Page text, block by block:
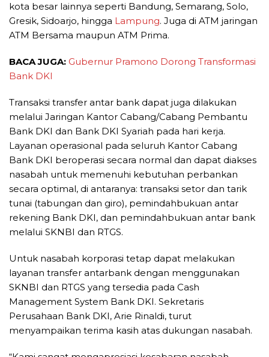
kota besar lainnya seperti Bandung, Semarang, Solo,
Gresik, Sidoarjo, hingga Lampung. Juga di ATM jaringan
ATM Bersama maupun ATM Prima.
BACA JUGA: Gubernur Pramono Dorong Transformasi
Bank DKI
Transaksi transfer antar bank dapat juga dilakukan
melalui Jaringan Kantor Cabang/Cabang Pembantu
Bank DKI dan Bank DKI Syariah pada hari kerja.
Layanan operasional pada seluruh Kantor Cabang
Bank DKI beroperasi secara normal dan dapat diakses
nasabah untuk memenuhi kebutuhan perbankan
secara optimal, di antaranya: transaksi setor dan tarik
tunai (tabungan dan giro), pemindahbukuan antar
rekening Bank DKI, dan pemindahbukuan antar bank
melalui SKNBI dan RTGS.
Untuk nasabah korporasi tetap dapat melakukan
layanan transfer antarbank dengan menggunakan
SKNBI dan RTGS yang tersedia pada Cash
Management System Bank DKI. Sekretaris
Perusahaan Bank DKI, Arie Rinaldi, turut
menyampaikan terima kasih atas dukungan nasabah.